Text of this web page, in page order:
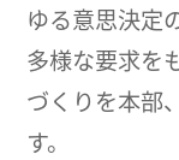
ゆる意思決定
多様な要求を
づくりを本部
す。